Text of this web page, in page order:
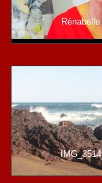
Rénabelle
IMG_3514